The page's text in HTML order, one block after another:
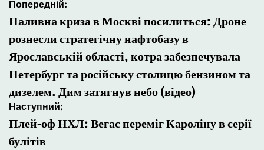
Навігація
записів
Попередній:
Паливна криза в Москві посилиться: Дроне
рознесли стратегічну нафтобазу в
Ярославській області, котра забезпечувала
Петербург та російську столицю бензином та
дизелем. Дим затягнув небо (відео)
Наступний:
Плей-оф НХЛ: Вегас переміг Кароліну в серії
булітів